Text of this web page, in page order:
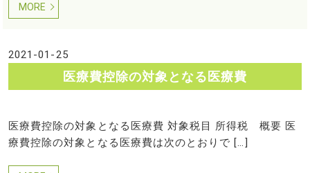
MORE
2021-01-25
医療費控除の対象となる医療費
医療費控除の対象となる医療費 対象税目 所得税 概要 医
療費控除の対象となる医療費は次のとおりで […]